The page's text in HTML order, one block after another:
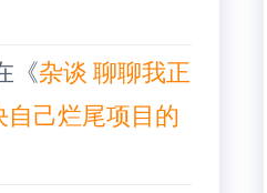
《杂谈 聊聊我正
己烂尾项目的